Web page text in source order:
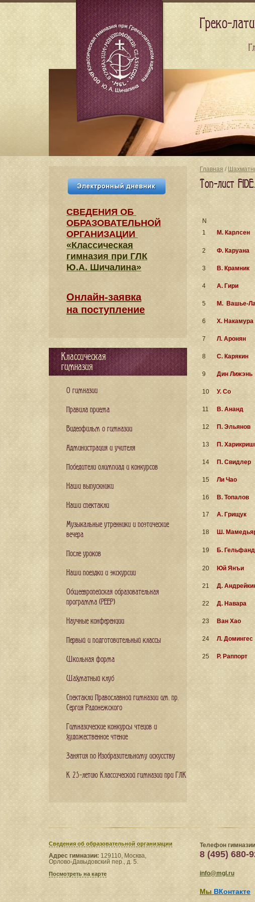
Главная /
Топ-лист
N
1 М. Карлсен
2 Ф. Каруана
3 В. Крамник
4 А. Гири
5 М. Вашье-
6 Х. Накамура
7 Л. Аронян
8 С. Карякин
9 Дин Лижэнь
10 У. Со
11 В. Ананд
12 П. Эльянов
13 П.
14 П. Свидлер
15 Ли Чао
16 В. Топалов
17 А. Грищук
18 Ш.
19 Б. Гельфанд
20 Юй Янъи
21 Д.
22 Д. Навара
23 Ван Хао
24 Л. Домингес
25 Р. Раппорт
СВЕДЕНИЯ​ ОБ
ОБРАЗОВАТЕЛЬНОЙ
ОРГАНИЗАЦИИ
«Классическая
гимназия при ГЛК
Ю.А. Шичалина»
Онлайн-заявка
на поступление
Классическая
гимназия
О гимназии
Правила приема
Видеофильм о гимназии
Администрация и учителя
Победители олимпиад и конкурсов
Наши выпускники
Наши спектакли
Музыкальные утренники и поэтические
вечера
После уроков
Наши поездки и экскурсии
Общеевропейская образовательная
программа (PEEP)
Научные конференции
Первый и подготовительный классы
Школьная форма
Шахматный клуб
Спектакли Православной гимназии им. пр.
Сергия Радонежского
Гимназические конкурсы чтецов и
художественное чтение
Занятия по Изобразительному искусству
К 25-летию Классической гимназии при ГЛК
Сведения​ об образовательной организации
Адрес гимназии: 129110, Москва,
Орлово-Давыдовский пер., д. 5.
Посмотреть на карте
Телефон
8 (495) 680-
info@mgl.ru
Мы ВКонтакте
Греко-